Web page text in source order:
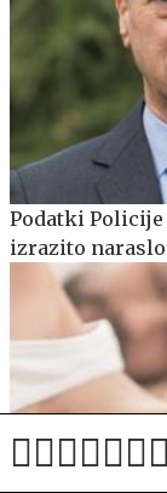
Podatki
izrazito